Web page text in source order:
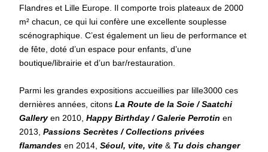
Flandres et Lille Europe. Il comporte trois plateaux de 2000
m² chacun, ce qui lui confère une excellente souplesse
scénographique. C’est également un lieu de performance et
de fête, doté d’un espace pour enfants, d’une
boutique/librairie et d’un bar/restauration.
Parmi les grandes expositions accueillies par lille3000 ces
dernières années, citons La Route de la Soie / Saatchi
Galleryen 2010, Happy Birthday / Galerie Perrotin en
2013, Passions Secrètes / Collections privées
flamandes en 2014, Séoul, vite, vite & Tu dois changer